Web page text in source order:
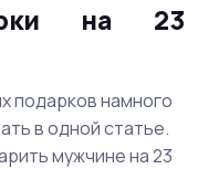
на 23
подарков намного
в одной статье.
мужчине на 23